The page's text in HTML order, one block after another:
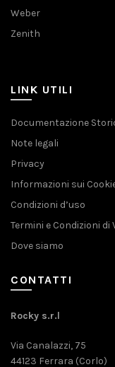
Weber
Zenith
LINK UTILI
Documentazione
Note legali
Privacy
Informazioni sui
Condizioni d’uso
Termini e Condizioni di
Dove siamo
CONTATTI
Rocky s.r.l
Via Canalazzi, 75
44123 Ferrara (Corlo)